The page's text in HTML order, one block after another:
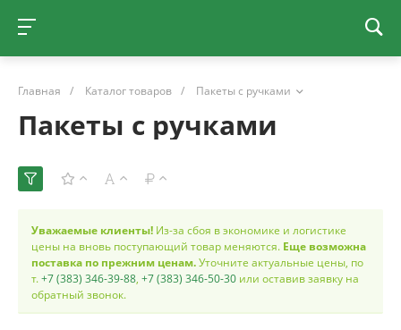
Главная / Каталог товаров / Пакеты с ручками
Пакеты с ручками
Уважаемые клиенты! Из-за сбоя в экономике и логистике
цены на вновь поступающий товар меняются. Еще возможна
поставка по прежним ценам.Уточните актуальные цены, по
т.+7 (383) 346-39-88, +7 (383) 346-50-30 или оставив заявку на
обратный звонок.